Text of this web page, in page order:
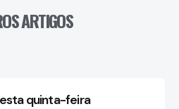
ARTIGOS
quinta-feira